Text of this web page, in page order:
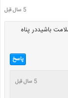
5 سال قبل
باشیددر پناه
پاسخ
5 سال قبل